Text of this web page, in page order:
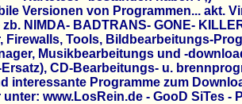
Versionen von Programmen... akt.
NIMDA- BADTRANS- GONE-
Firewalls, Tools, Bildbearbeitungs-
Musikbearbeitungs und -
CD-Bearbeitungs- u.
interessante Programme zum
www.LosRein.de - GooD SiTes -